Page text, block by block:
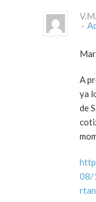
·
A
ya
de
08/